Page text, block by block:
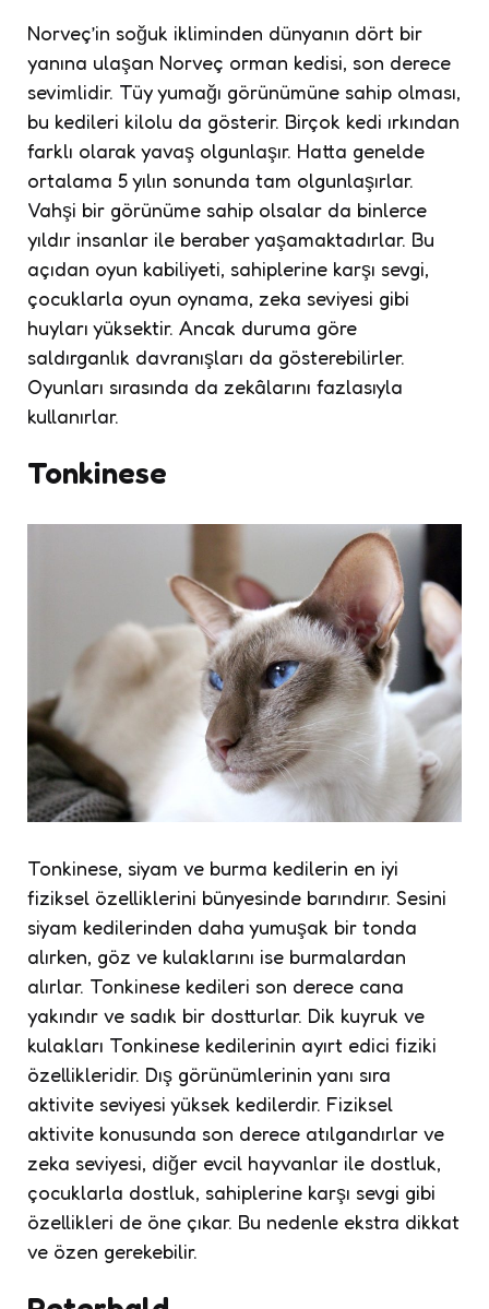
Norveç’in soğuk ikliminden dünyanın dört bir
yanına ulaşan Norveç orman kedisi, son derece
sevimlidir. Tüy yumağı görünümüne sahip olması,
bu kedileri kilolu da gösterir. Birçok kedi ırkından
farklı olarak yavaş olgunlaşır. Hatta genelde
ortalama 5 yılın sonunda tam olgunlaşırlar.
Vahşi bir görünüme sahip olsalar da binlerce
yıldır insanlar ile beraber yaşamaktadırlar. Bu
açıdan oyun kabiliyeti, sahiplerine karşı sevgi,
çocuklarla oyun oynama, zeka seviyesi gibi
huyları yüksektir. Ancak duruma göre
saldırganlık davranışları da gösterebilirler.
Oyunları sırasında da zekâlarını fazlasıyla
kullanırlar.
Tonkinese
Tonkinese, siyam ve burma kedilerin en iyi
fiziksel özelliklerini bünyesinde barındırır. Sesini
siyam kedilerinden daha yumuşak bir tonda
alırken, göz ve kulaklarını ise burmalardan
alırlar. Tonkinese kedileri son derece cana
yakındır ve sadık bir dostturlar. Dik kuyruk ve
kulakları Tonkinese kedilerinin ayırt edici fiziki
özellikleridir. Dış görünümlerinin yanı sıra
aktivite seviyesi yüksek kedilerdir. Fiziksel
aktivite konusunda son derece atılgandırlar ve
zeka seviyesi, diğer evcil hayvanlar ile dostluk,
çocuklarla dostluk, sahiplerine karşı sevgi gibi
özellikleri de öne çıkar. Bu nedenle ekstra dikkat
ve özen gerekebilir.